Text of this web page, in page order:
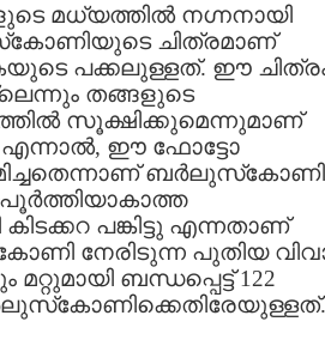
മധ്യത്തില്‍ നഗ്നനായി
ചിത്രമാണ്‌
പക്കലുള്ളത്‌. ഈ
തങ്ങളുടെ
സൂക്ഷിക്കുമെന്നുമാണ്‌
ഈ ഫോട്ടോ
ബര്‍ലുസ്‌കോണി
പങ്കിട്ടു എന്നതാണ്‌
നേരിടുന്ന പുതിയ
ബന്ധപ്പെട്ട്‌ 122